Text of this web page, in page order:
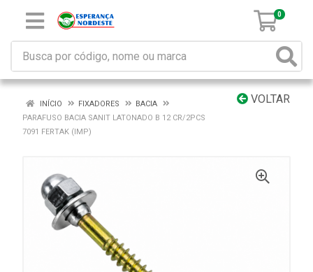
0
VOLTAR
INÍCIO FIXADORES
BACIA
PARAFUSO BACIA SANIT LATONADO B 12 CR/2PCS
7091 FERTAK (IMP)